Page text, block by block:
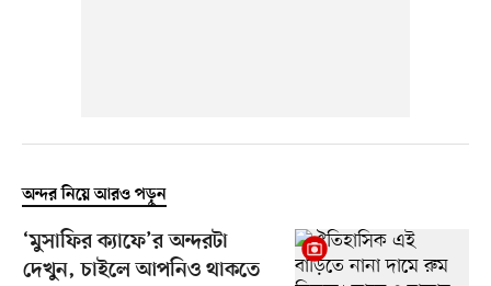
অন্দর নিয়ে আরও পড়ুন
‘মুসাফির ক্যাফে’র অন্দরটা
দেখুন, চাইলে আপনিও থাকতে